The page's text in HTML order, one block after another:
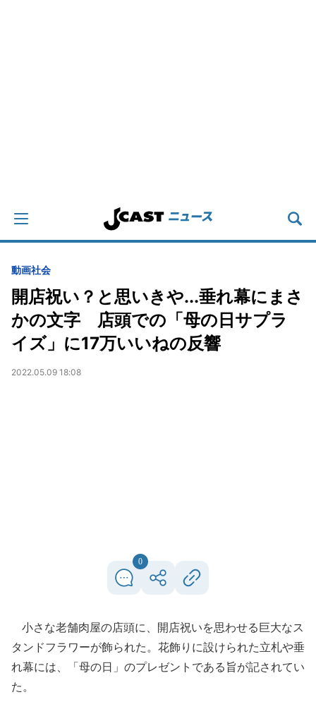
動画社会
開店祝い？と思いきや...垂れ幕にまさ
かの文字 店頭での「母の日サプラ
イズ」に17万いいねの反響
2022.05.09 18:08
0
小さな老舗肉屋の店頭に、開店祝いを思わせる巨大なス
タンドフラワーが飾られた。花飾りに設けられた立札や垂
れ幕には、「母の日」のプレゼントである旨が記されてい
た。